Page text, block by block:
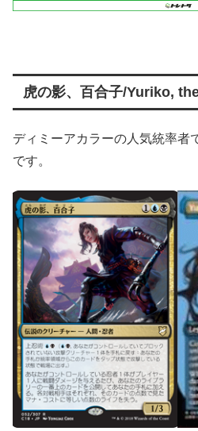
虎の影、百合子/Yuriko,
ディミーアカラーの人気統率者
です。